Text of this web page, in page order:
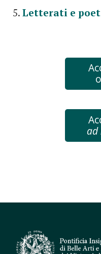
5. Letterati e
ad